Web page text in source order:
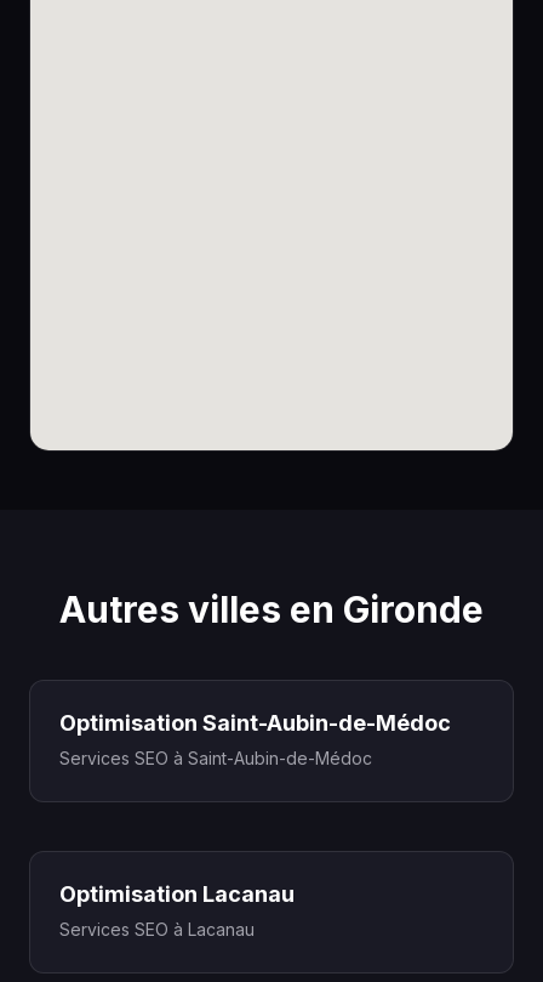
Autres villes en Gironde
Optimisation Saint-Aubin-de-Médoc
Services SEO à Saint-Aubin-de-Médoc
Optimisation Lacanau
Services SEO à Lacanau